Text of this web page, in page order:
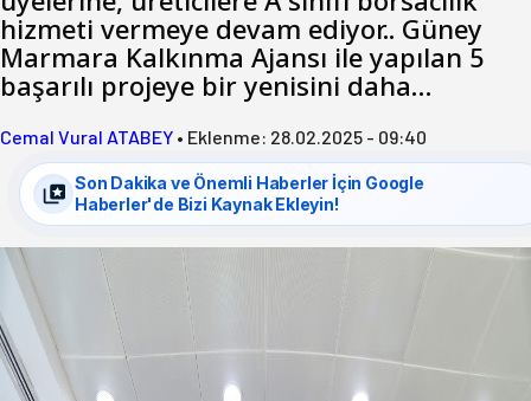
hizmeti vermeye devam ediyor.. Güney
Marmara Kalkınma Ajansı ile yapılan 5
başarılı projeye bir yenisini daha…
Cemal Vural ATABEY • Eklenme: 28.02.2025 - 09:40
Son Dakika ve Önemli Haberler İçin Google
Haberler'de Bizi Kaynak Ekleyin!